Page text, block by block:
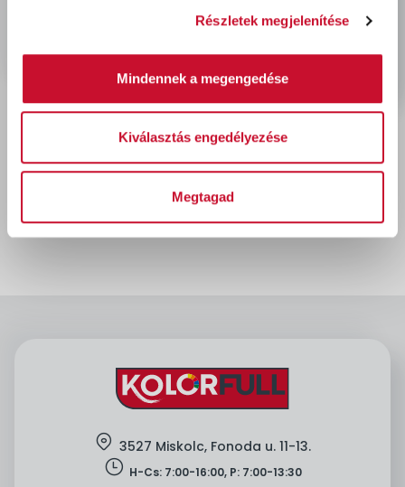
Részletek megjelenítése
Mindennek a megengedése
Kiválasztás engedélyezése
Megtagad
Dulux Nagyvilág Színei
location 3527 Miskolc, Fonoda u. 11-13.
clock H-Cs: 7:00-16:00, P: 7:00-13:30